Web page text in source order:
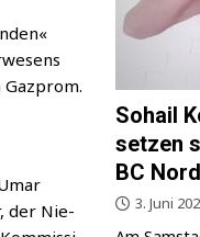
der Nie­
Sohail
setzen
BC
3. Juni